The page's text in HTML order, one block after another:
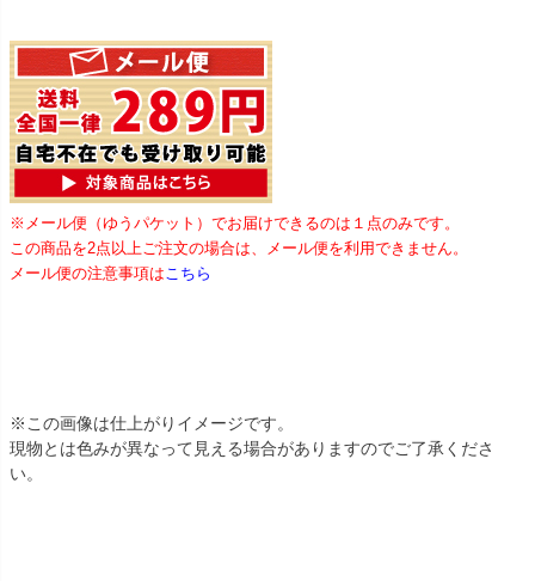
※メール便（ゆうパケット）でお届けできるのは１点のみです。
この商品を2点以上ご注文の場合は、メール便を利用できません。
メール便の注意事項は こちら
※この画像は仕上がりイメージです。
現物とは色みが異なって見える場合がありますのでご了承くださ
い。